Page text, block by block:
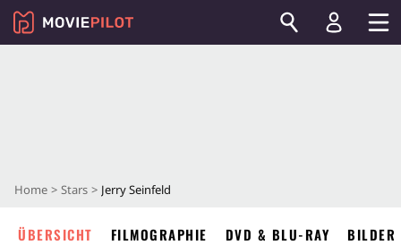
Home Stars Jerry Seinfeld
ÜBERSICHT FILMOGRAPHIE DVD & BLU-RAY BILDER